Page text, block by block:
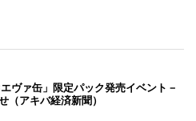
ヴァ缶」限定パック発売イベント－
（アキバ経済新聞）